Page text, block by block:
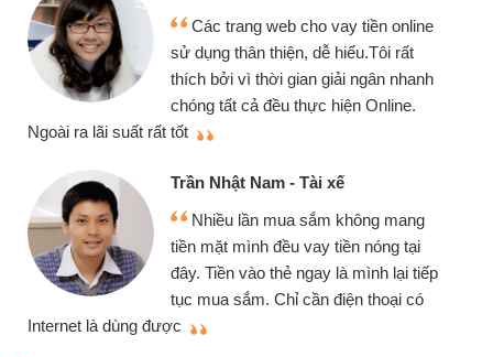
Các trang web cho vay tiền online
sử dụng thân thiện, dễ hiểu.Tôi rất
thích bởi vì thời gian giải ngân nhanh
chóng tất cả đều thực hiện Online.
Ngoài ra lãi suất rất tốt
Trần Nhật Nam - Tài xế
Nhiều lần mua sắm không mang
tiền mặt mình đều vay tiền nóng tại
đây. Tiền vào thẻ ngay là mình lại tiếp
tục mua sắm. Chỉ cần điện thoại có
Internet là dùng được